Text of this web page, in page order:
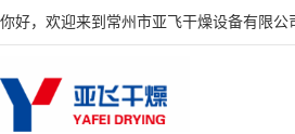
你好，欢迎来到常州市亚飞干燥设备有限公